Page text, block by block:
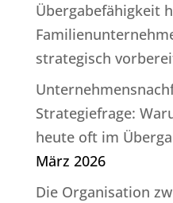
Übergabefähigkeit
strategisch
Strategiefrage:
heute oft im
März 2026
Die Organisation